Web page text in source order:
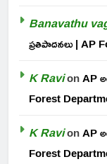
Banavathu
ప్రతిపాదనలు | AP
K RavionAP
Forest
K RavionAP
Forest